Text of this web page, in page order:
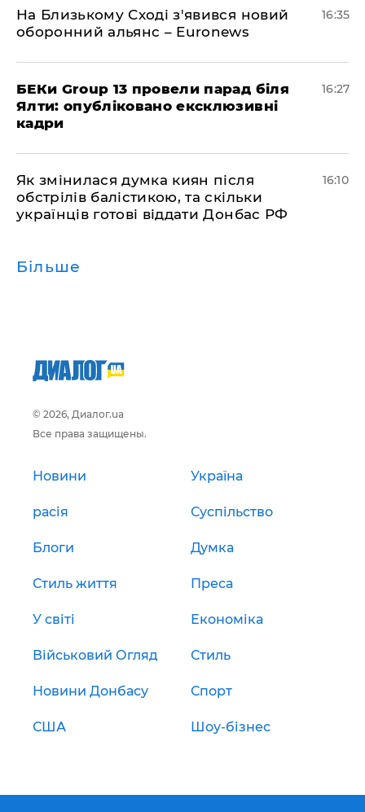
На Близькому Сході з'явився новий
оборонний альянс – Euronews
16:35
БЕКи Group 13 провели парад біля
Ялти: опубліковано ексклюзивні
кадри
16:27
Як змінилася думка киян після
обстрілів балістикою, та скільки
українців готові віддати Донбас РФ
16:10
Більше
© 2026, Диалог.ua
Все права защищены.
Новини Україна
расія Суспільство
Блоги Думка
Стиль життя Преса
У світі Економіка
Військовий Огляд Стиль
Новини Донбасу Спорт
США Шоу-бізнес